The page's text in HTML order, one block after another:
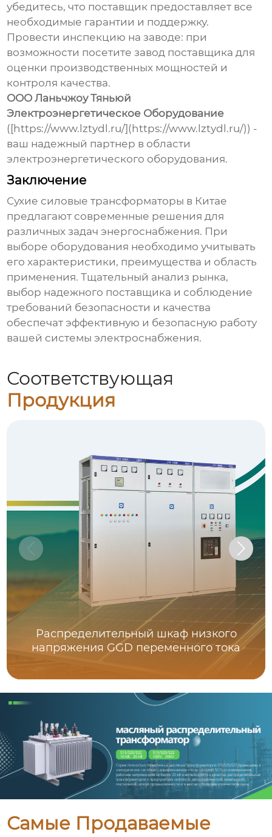
убедитесь, что поставщик предоставляет все
необходимые гарантии и поддержку.
Провести инспекцию на заводе: при
возможности посетите завод поставщика для
оценки производственных мощностей и
контроля качества.
ООО Ланьчжоу Тяньюй
Электроэнергетическое Оборудование
([https://www.lztydl.ru/](https://www.lztydl.ru/)) -
ваш надежный партнер в области
электроэнергетического оборудования.
Заключение
Сухие силовые трансформаторы в Китае
предлагают современные решения для
различных задач энергоснабжения. При
выборе оборудования необходимо учитывать
его характеристики, преимущества и область
применения. Тщательный анализ рынка,
выбор надежного поставщика и соблюдение
требований безопасности и качества
обеспечат эффективную и безопасную работу
вашей системы электроснабжения.
Соответствующая
Продукция
Распределительный шкаф низкого
напряжения GGD переменного тока
Самые Продаваемые